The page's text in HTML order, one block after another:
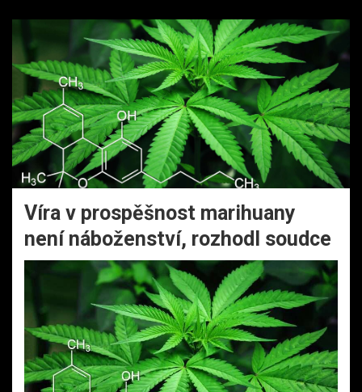
Víra v prospěšnost marihuany
není náboženství, rozhodl soudce